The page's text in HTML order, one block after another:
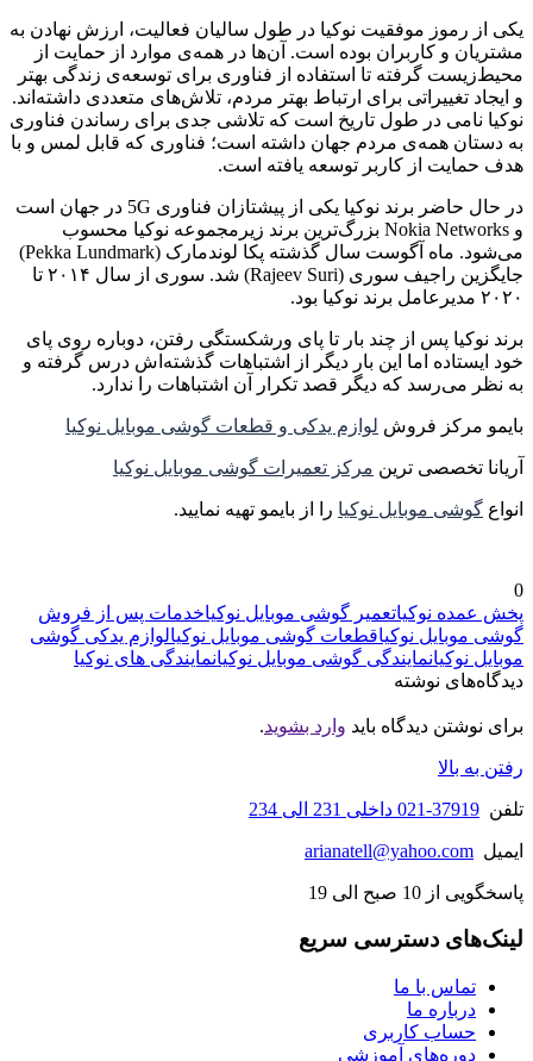
یکی از رموز موفقیت نوکیا در طول سالیان فعالیت، ارزش نهادن به
مشتریان و کاربران بوده است. آن‌ها در همه‌ی موارد از حمایت از
محیط‌زیست گرفته تا استفاده از فناوری برای توسعه‌ی زندگی بهتر
و ایجاد تغییراتی برای ارتباط بهتر مردم، تلاش‌های متعددی داشته‌اند.
نوکیا نامی در طول تاریخ است که تلاشی جدی برای رساندن فناوری
به دستان همه‌ی مردم جهان داشته است؛ فناوری که قابل لمس و با
هدف حمایت از کاربر توسعه یافته است.
در حال حاضر برند نوکیا یکی از پیشتازان فناوری 5G در جهان است
و Nokia Networks بزرگ‌ترین برند زیرمجموعه نوکیا محسوب
می‌شود. ماه آگوست سال گذشته پکا لوندمارک (Pekka Lundmark)
جایگزین راجیف سوری (Rajeev Suri) شد. سوری از سال ۲۰۱۴ تا
۲۰۲۰ مدیرعامل برند نوکیا بود.
برند نوکیا پس از چند بار تا پای ورشکستگی رفتن، دوباره روی پای
خود ایستاده اما این بار دیگر از اشتباهات گذشته‌اش درس گرفته و
به نظر می‌رسد که دیگر قصد تکرار آن اشتباهات را ندارد.
بایمو مرکز فروش لوازم یدکی و قطعات گوشی موبایل نوکیا
آریانا تخصصی ترین مرکز تعمیرات گوشی موبایل نوکیا
انواع گوشی موبایل نوکیا را از بایمو تهیه نمایید.
0
پخش عمده نوکیاتعمیر گوشی موبایل نوکیاخدمات پس از فروش
گوشی موبایل نوکیاقطعات گوشی موبایل نوکیالوازم یدکی گوشی
موبایل نوکیانمایندگی گوشی موبایل نوکیانمایندگی های نوکیا
دیدگاه‌های نوشته
برای نوشتن دیدگاه باید وارد بشوید.
رفتن به بالا
تلفن 37919-021 داخلی 231 الی 234
ایمیل arianatell@yahoo.com
پاسخگویی از 10 صبح الی 19
لینک‌های دسترسی سریع
تماس با ما
درباره ما
حساب کاربری
دوره‌های آموزشی